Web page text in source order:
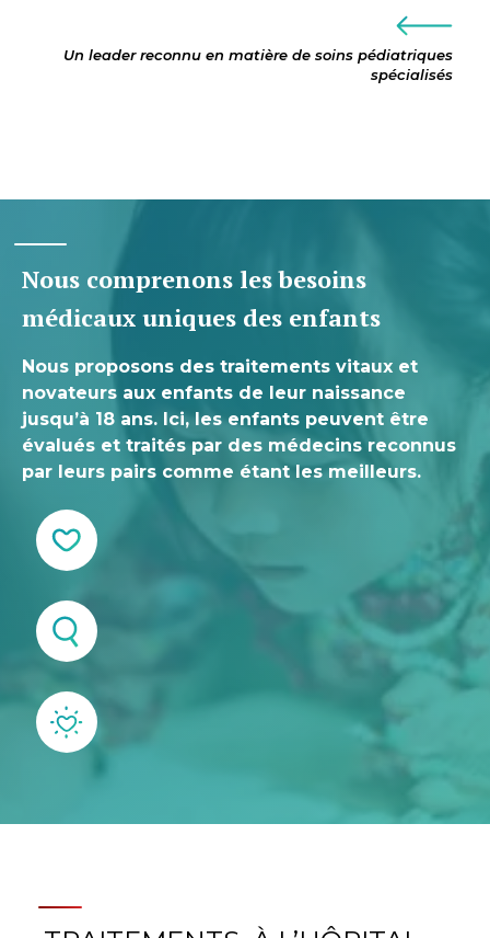
Un leader reconnu en matière de soins pédiatriques
spécialisés
Nous comprenons les besoins
médicaux uniques des enfants
Nous proposons des traitements vitaux et
novateurs aux enfants de leur naissance
jusqu’à 18 ans. Ici, les enfants peuvent être
évalués et traités par des médecins reconnus
par leurs pairs comme étant les meilleurs.